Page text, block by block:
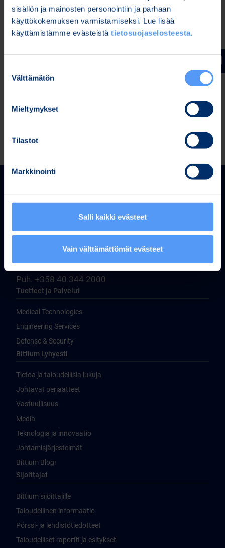
sisällön ja mainosten personointiin ja parhaan
käyttökokemuksen varmistamiseksi. Lue lisää
käyttämistämme evästeistä tietosuojaselosteesta.
valinta
Välttämätön
Mieltymykset
Tilastot
Markkinointi
Salli kaikki evästeet
Vain välttämättömät evästeet
Lakiasiainjohtaja
Puh. 040 344 5258
www.bittium.com
Release (wkr0006.pdf)
Ritaharjuntie 1
FI-90590 Oulu, Finland
Puh. +358 40 344 2000
Tuotteet ja Palvelut
Medical Technologies
Engineering Services
Defense & Security
Bittium Lyhyesti
Tietoa ja taloudellisia lukuja
Johtavat periaatteet
Vastuullisuus
Media
Teknologia ja innovaatio
Johtamisjärjestelmät
Bittium Blogi
Sijoittajat
Bittium sijoittajille
Taloudellinen informaatio
Pörssi- ja lehdistötiedotteet
Taloudelliset raportit ja esitykset